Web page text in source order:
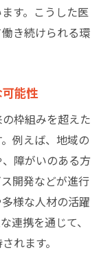
援のポイント
切り拓く
未来
と期待
が描く未来
づくりの展望
暮らせる社会
これからの堺
す。こうした医
き続けられる環
能性
枠組みを超えた
例えば、地域の
障がいのある方
開発などが進行
様な人材の活躍
連携を通じて、
れます。